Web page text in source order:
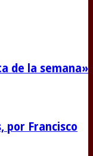
de la semana»
por Francisco